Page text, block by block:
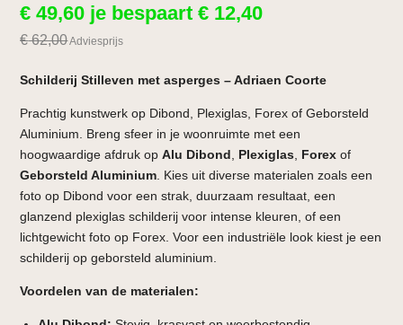
€ 49,60 je bespaart€ 12,40
€62,00Adviesprijs
Schilderij Stilleven met asperges – Adriaen Coorte
Prachtig kunstwerk op Dibond, Plexiglas, Forex of Geborsteld
Aluminium. Breng sfeer in je woonruimte met een
hoogwaardige afdruk opAlu Dibond Plexiglas Forex of
Geborsteld Aluminium . Kies uit diverse materialen zoals een
foto op Dibond voor een strak, duurzaam resultaat, een
glanzend plexiglas schilderij voor intense kleuren, of een
lichtgewicht foto op Forex. Voor een industriële look kiest je een
schilderij op geborsteld aluminium.
Voordelen van de materialen: